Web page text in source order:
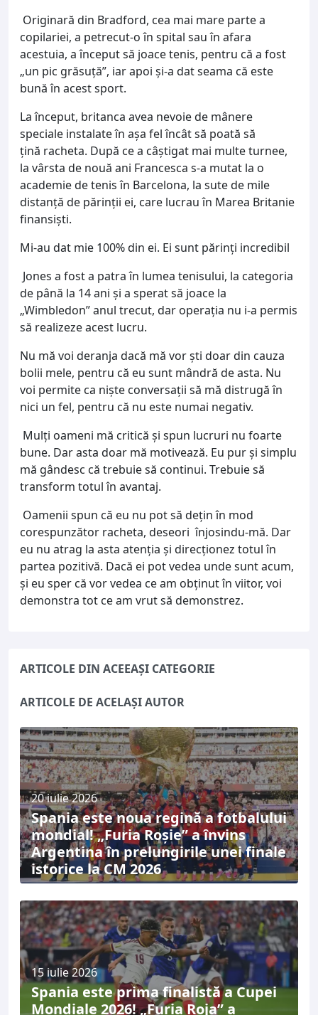
Originară din Bradford, cea mai mare parte a
copilariei, a petrecut-o în spital sau în afara
acestuia, a început să joace tenis, pentru că a fost
„un pic grăsuță”, iar apoi şi-a dat seama că este
bună în acest sport.
La început, britanca avea nevoie de mânere
speciale instalate în așa fel încât să poată să
ţină racheta. După ce a câștigat mai multe turnee,
la vârsta de nouă ani Francesca s-a mutat la o
academie de tenis în Barcelona, la sute de mile
distanță de părinții ei, care lucrau în Marea Britanie
finansişti.
Mi-au dat mie 100% din ei. Ei sunt părinți incredibil
Jones a fost a patra în lumea tenisului, la categoria
de până la 14 ani și a sperat să joace la
„Wimbledon” anul trecut, dar operația nu i-a permis
să realizeze acest lucru.
Nu mă voi deranja dacă mă vor ști doar din cauza
bolii mele, pentru că eu sunt mândră de asta. Nu
voi permite ca niște conversații să mă distrugă în
nici un fel, pentru că nu este numai negativ.
Mulți oameni mă critică și spun lucruri nu foarte
bune. Dar asta doar mă motivează. Eu pur şi simplu
mă gândesc că trebuie să continui. Trebuie să
transform totul în avantaj.
Oamenii spun că eu nu pot să dețin în mod
corespunzător racheta, deseori înjosindu-mă. Dar
eu nu atrag la asta atenția și direcţionez totul în
partea pozitivă. Dacă ei pot vedea unde sunt acum,
şi eu sper că vor vedea ce am obţinut în viitor, voi
demonstra tot ce am vrut să demonstrez.
ARTICOLE DIN ACEEAȘI CATEGORIE
ARTICOLE DE ACELAȘI AUTOR
20 iulie 2026
Spania este noua regină a fotbalului
mondial! „Furia Roșie” a învins
Argentina în prelungirile unei finale
istorice la CM 2026
15 iulie 2026
Spania este prima finalistă a Cupei
Mondiale 2026! „Furia Roja” a